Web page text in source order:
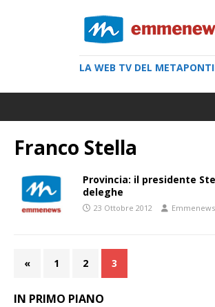
LA WEB TV DEL
Franco Stella
Provincia: il presidente
deleghe
23 Ottobre 2012 Emmenews
« 1 2 3
IN PRIMO PIANO